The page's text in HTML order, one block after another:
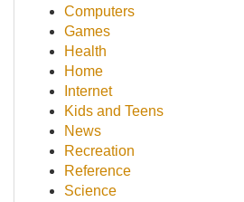
Computers
Games
Health
Home
Internet
Kids and Teens
News
Recreation
Reference
Science